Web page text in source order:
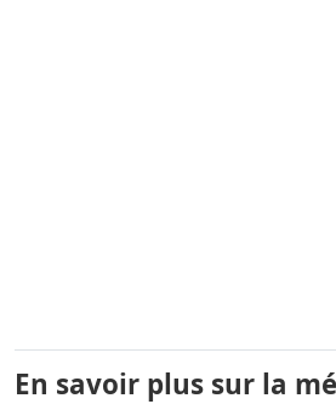
En savoir plus sur la